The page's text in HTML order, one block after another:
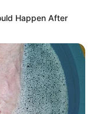
Happen After